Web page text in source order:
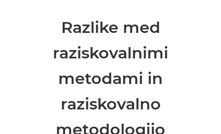
Razlike med
raziskovalnimi
metodami in
raziskovalno
metodologijo